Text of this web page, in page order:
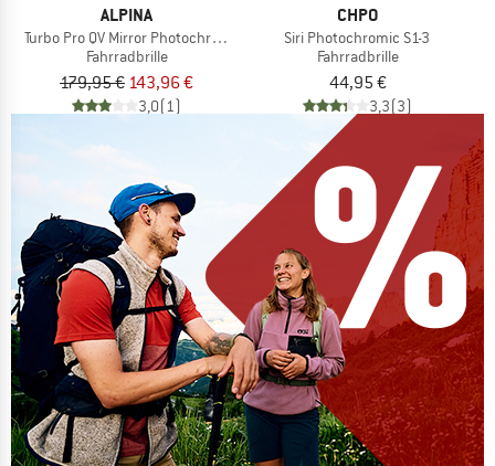
ALPINA
Turbo Pro QV Mirror Photochromic S1-3
Fahrradbrille
179,95 € 143,96 €
3,0(1)
CHPO
Siri Photochromic S1-3
Fahrradbrille
44,95 €
3,3(3)